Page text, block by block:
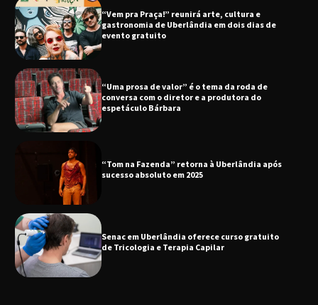
“Vem pra Praça!” reunirá arte, cultura e
gastronomia de Uberlândia em dois dias de
evento gratuito
“Uma prosa de valor” é o tema da roda de
conversa com o diretor e a produtora do
espetáculo Bárbara
“Tom na Fazenda” retorna à Uberlândia após
sucesso absoluto em 2025
Senac em Uberlândia oferece curso gratuito
de Tricologia e Terapia Capilar